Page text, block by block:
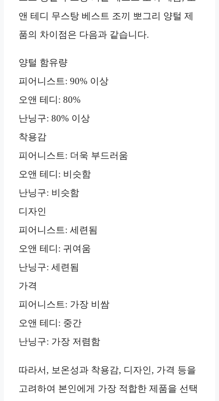
앤 테디 무스탕 베스트 조끼 뽀그리 양털 제
품의 차이점은 다음과 같습니다.
양털 함유량
피어니스트: 90% 이상
오앤 테디: 80%
난닝구: 80% 이상
착용감
피어니스트: 더욱 부드러움
오앤 테디: 비슷함
난닝구: 비슷함
디자인
피어니스트: 세련됨
오앤 테디: 귀여움
난닝구: 세련됨
가격
피어니스트: 가장 비쌈
오앤 테디: 중간
난닝구: 가장 저렴함
따라서, 보온성과 착용감, 디자인, 가격 등을
고려하여 본인에게 가장 적합한 제품을 선택